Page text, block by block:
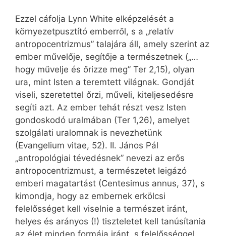
Ezzel cáfolja Lynn White elképzelését a
környezetpusztító emberről, s a „relatív
antropocentrizmus” talajára áll, amely szerint az
ember művelője, segítője a természetnek („…
hogy művelje és őrizze meg” Ter 2,15), olyan
ura, mint Isten a teremtett világnak. Gondját
viseli, szeretettel őrzi, műveli, kiteljesedésre
segíti azt. Az ember tehát részt vesz Isten
gondoskodó uralmában (Ter 1,26), amelyet
szolgálati uralomnak is nevezhetünk
(Evangelium vitae, 52). II. János Pál
„antropológiai tévedésnek” nevezi az erős
antropocentrizmust, a természetet leigázó
emberi magatartást (Centesimus annus, 37), s
kimondja, hogy az embernek erkölcsi
felelősséget kell viselnie a természet iránt,
helyes és arányos (!) tiszteletet kell tanúsítania